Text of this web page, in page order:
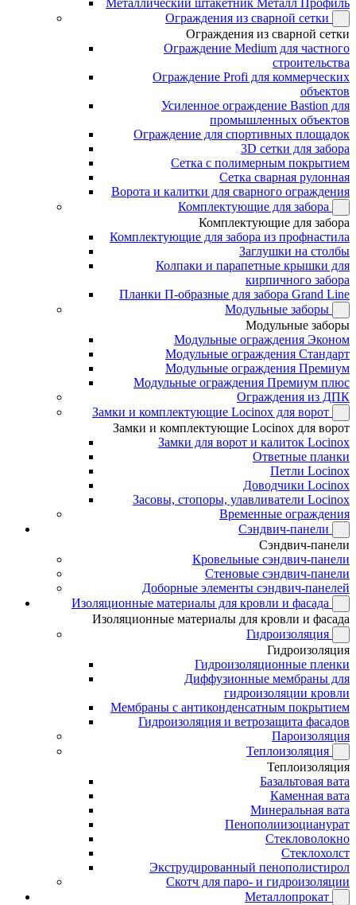
Металлический штакетник Металл Профиль
Ограждения из сварной сетки
Ограждения из сварной сетки
Ограждение Medium для частного
строительства
Ограждение Profi для коммерческих
объектов
Усиленное ограждение Bastion для
промышленных объектов
Ограждение для спортивных площадок
3D сетки для забора
Сетка с полимерным покрытием
Сетка сварная рулонная
Ворота и калитки для сварного ограждения
Комплектующие для забора
Комплектующие для забора
Комплектующие для забора из профнастила
Заглушки на столбы
Колпаки и парапетные крышки для
кирпичного забора
Планки П-образные для забора Grand Line
Модульные заборы
Модульные заборы
Модульные ограждения Эконом
Модульные ограждения Стандарт
Модульные ограждения Премиум
Модульные ограждения Премиум плюс
Ограждения из ДПК
Замки и комплектующие Locinox для ворот
Замки и комплектующие Locinox для ворот
Замки для ворот и калиток Locinox
Ответные планки
Петли Locinox
Доводчики Locinox
Засовы, стопоры, улавливатели Locinox
Временные ограждения
Сэндвич-панели
Сэндвич-панели
Кровельные сэндвич-панели
Стеновые сэндвич-панели
Доборные элементы сэндвич-панелей
Изоляционные материалы для кровли и фасада
Изоляционные материалы для кровли и фасада
Гидроизоляция
Гидроизоляция
Гидроизоляционные пленки
Диффузионные мембраны для
гидроизоляции кровли
Мембраны с антиконденсатным покрытием
Гидроизоляция и ветрозащита фасадов
Пароизоляция
Теплоизоляция
Теплоизоляция
Базальтовая вата
Каменная вата
Минеральная вата
Пенополиизоцианурат
Стекловолокно
Стеклохолст
Экструдированный пенополистирол
Скотч для паро- и гидроизоляции
Металлопрокат